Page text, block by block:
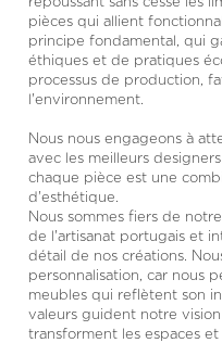
pièces qui allient
principe fondamental, qui
éthiques et de pratiques
processus de production,
l'environnement.
Nous nous engageons à
avec les meilleurs
chaque pièce est une
d'esthétique.
Nous sommes fiers de
de l'artisanat portugais et
détail de nos créations.
personnalisation, car nous
meubles qui reflètent son
valeurs guident notre
transforment les espaces